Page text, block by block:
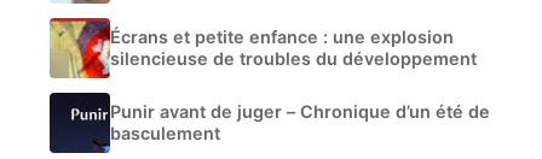
Écrans et petite enfance : une explosion
silencieuse de troubles du développement
Punir avant de juger – Chronique d’un été de
basculement